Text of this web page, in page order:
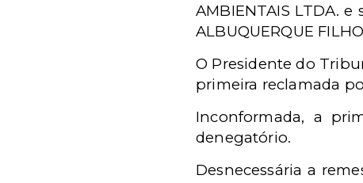
AMBIENTAIS LTDA. e
ALBUQUERQUE
O Presidente do
primeira reclamada
Inconformada, a
denegatório.
Desnecessária a